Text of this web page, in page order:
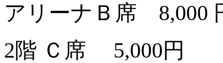
アリーナＢ席 8,000
2階 Ｃ席 5,000円